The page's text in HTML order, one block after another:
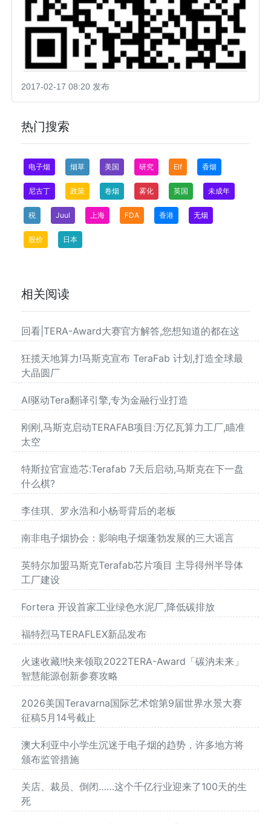
2017-02-17 08:20 发布
热门搜索
电子烟 烟草 美国 研究 Elf 香烟
尼古丁 政策 卷烟 雾化 英国 未成年
税 Juul 上海 FDA 香港 无烟
股价 日本
相关阅读
回看|TERA-Award大赛官方解答,您想知道的都在这
狂揽天地算力!马斯克宣布 TeraFab 计划,打造全球最
大晶圆厂
AI驱动Tera翻译引擎,专为金融行业打造
刚刚,马斯克启动TERAFAB项目:万亿瓦算力工厂,瞄准
太空
特斯拉官宣造芯:Terafab 7天后启动,马斯克在下一盘
什么棋?
李佳琪、罗永浩和小杨哥背后的老板
南非电子烟协会：影响电子烟蓬勃发展的三大谣言
英特尔加盟马斯克Terafab芯片项目 主导得州半导体
工厂建设
Fortera 开设首家工业绿色水泥厂,降低碳排放
福特烈马TERAFLEX新品发布
火速收藏!!快来领取2022TERA-Award「碳汭未来」
智慧能源创新参赛攻略
2026美国Teravarna国际艺术馆第9届世界水景大赛
征稿5月14号截止
澳大利亚中小学生沉迷于电子烟的趋势，许多地方将
颁布监管措施
关店、裁员、倒闭……这个千亿行业迎来了100天的生
死